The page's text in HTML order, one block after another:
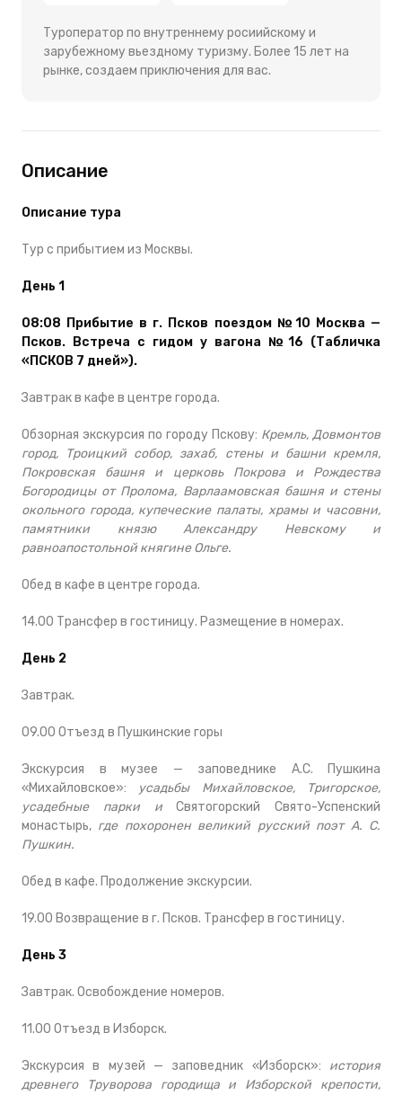
Туроператор по внутреннему росиийскому и
зарубежному вьездному туризму. Более 15 лет на
рынке, создаем приключения для вас.
Описание
Описание тура
Тур с прибытием из Москвы.
День 1
08:08 Прибытие в г. Псков поездом №10 Москва —
Псков. Встреча с гидом у вагона №16 (Табличка
«ПСКОВ 7 дней»).
Завтрак в кафе в центре города.
Обзорная экскурсия по городу Пскову: Кремль, Довмонтов
город, Троицкий собор, захаб, стены и башни кремля,
Покровская башня и церковь Покрова и Рождества
Богородицы от Пролома, Варлаамовская башня и стены
окольного города, купеческие палаты, храмы и часовни,
памятники князю Александру Невскому и
равноапостольной княгине Ольге.
Обед в кафе в центре города.
14.00 Трансфер в гостиницу. Размещение в номерах.
День 2
Завтрак.
09.00 Отъезд в Пушкинские горы
Экскурсия в музее — заповеднике А.С. Пушкина
«Михайловское»: усадьбы Михайловское, Тригорское,
усадебные парки иСвятогорский Свято-Успенский
монастырь, где похоронен великий русский поэт А. С.
Пушкин.
Обед в кафе. Продолжение экскурсии.
19.00 Возвращение в г. Псков. Трансфер в гостиницу.
День 3
Завтрак. Освобождение номеров.
11.00 Отъезд в Изборск.
Экскурсия в музей — заповедник «Изборск»: история
древнего Труворова городища и Изборской крепости,